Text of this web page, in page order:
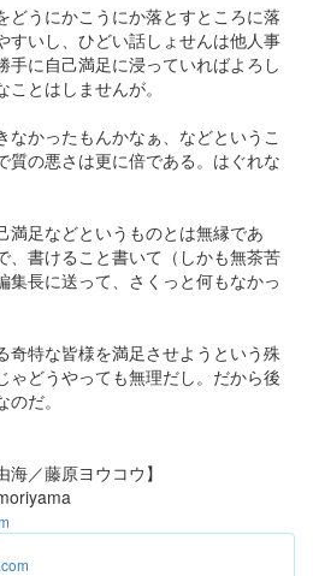
どうにかこうにか落とすところに落
すいし、ひどい話しょせんは他人事
手に自己満足に浸っていればよろし
とはしませんが。
なかったもんかなぁ、などというこ
質の悪さは更に倍である。はぐれな
満足などというものとは無縁であ
、書けること書いて（しかも無茶苦
集長に送って、さくっと何もなかっ
奇特な皆様を満足させようという殊
ゃどうやっても無理だし。だから後
だ。
海／藤原ヨウコウ】